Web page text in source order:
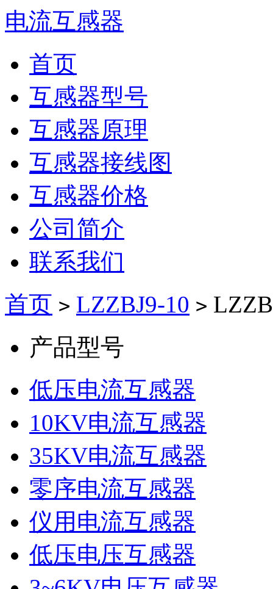
电流互感器
首页
互感器型号
互感器原理
互感器接线图
互感器价格
公司简介
联系我们
首页 > LZZBJ9-10 >
产品型号
低压电流互感器
10KV电流互感器
35KV电流互感器
零序电流互感器
仪用电流互感器
低压电压互感器